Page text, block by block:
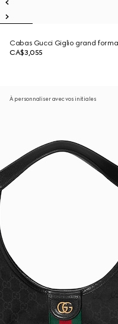
Cabas Gucci Giglio grand
CA$3,055
À personnaliser avec vos initiales